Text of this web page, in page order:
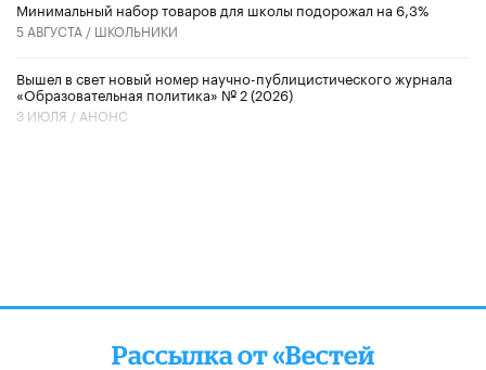
Минимальный набор товаров для школы подорожал на 6,3%
5 АВГУСТА / ШКОЛЬНИКИ
Вышел в свет новый номер научно-публицистического журнала
«Образовательная политика» № 2 (2026)
3 ИЮЛЯ / АНОНС
Рассылка от «Вестей